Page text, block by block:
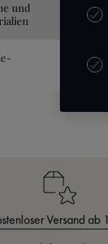
und
Versand ab